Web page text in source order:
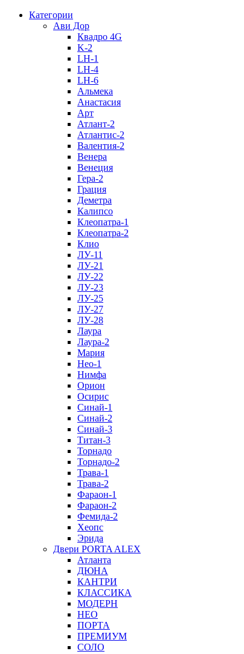
Категории
Ави Дор
Квадро 4G
K-2
LH-1
LH-4
LH-6
Альмека
Анастасия
Арт
Атлант-2
Атлантис-2
Валентия-2
Венера
Венеция
Гера-2
Грация
Деметра
Калипсо
Клеопатра-1
Клеопатра-2
Клио
ЛУ-11
ЛУ-21
ЛУ-22
ЛУ-23
ЛУ-25
ЛУ-27
ЛУ-28
Лаура
Лаура-2
Мария
Нео-1
Нимфа
Орион
Осирис
Синай-1
Синай-2
Синай-3
Титан-3
Торнадо
Торнадо-2
Трава-1
Трава-2
Фараон-1
Фараон-2
Фемида-2
Хеопс
Эрида
Двери PORTA ALEX
Атланта
ДЮНА
КАНТРИ
КЛАССИКА
МОДЕРН
НЕО
ПОРТА
ПРЕМИУМ
СОЛО